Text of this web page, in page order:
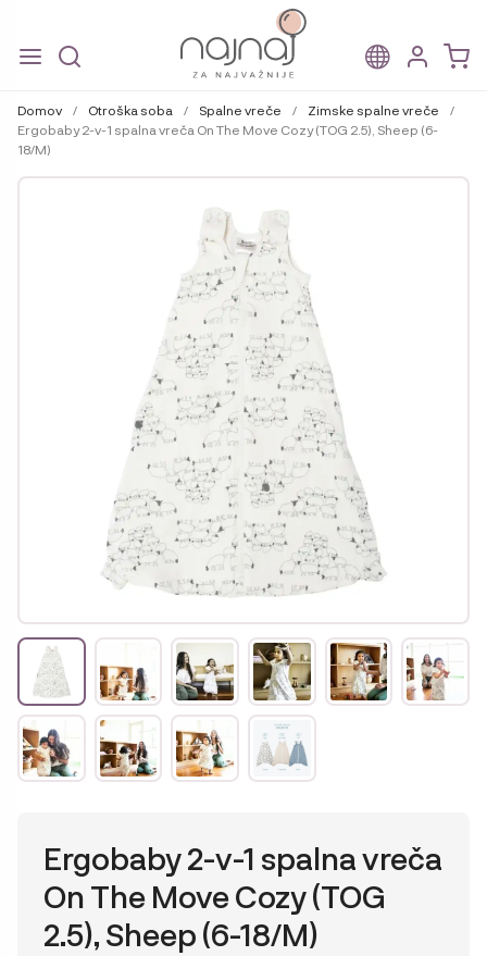
to
navigation
to
content
Domov / Otroška soba / Spalne vreče / Zimske spalne vreče
/
Ergobaby 2-v-1 spalna vreča On The Move Cozy (TOG 2.5), Sheep (6-
18/M)
Ergobaby 2-v-1 spalna vreča
On The Move Cozy (TOG
2.5), Sheep (6-18/M)